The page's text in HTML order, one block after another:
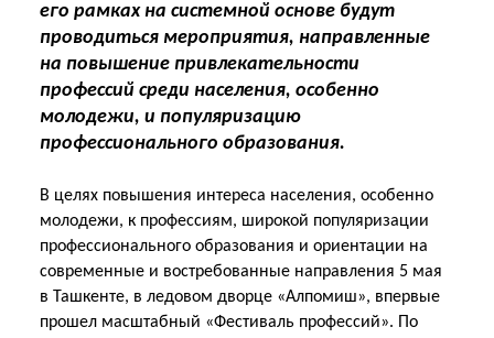
его рамках на системной основе будут
проводиться мероприятия, направленные
на повышение привлекательности
профессий среди населения, особенно
молодежи, и популяризацию
профессионального образования.
В целях повышения интереса населения, особенно
молодежи, к профессиям, широкой популяризации
профессионального образования и ориентации на
современные и востребованные направления 5 мая
в Ташкенте, в ледовом дворце «Алпомиш», впервые
прошел масштабный «Фестиваль профессий». По